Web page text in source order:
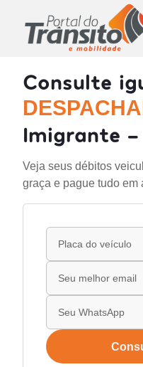
Consulte
Imigrante -
Veja seus débitos
graça e pague tudo em